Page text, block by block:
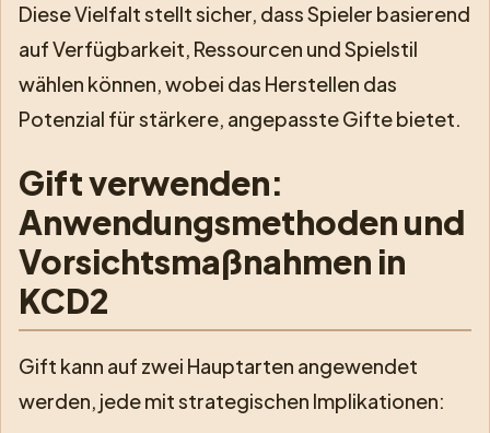
Diese Vielfalt stellt sicher, dass Spieler basierend
auf Verfügbarkeit, Ressourcen und Spielstil
wählen können, wobei das Herstellen das
Potenzial für stärkere, angepasste Gifte bietet.
Gift verwenden:
Anwendungsmethoden und
Vorsichtsmaßnahmen in
KCD2
Gift kann auf zwei Hauptarten angewendet
werden, jede mit strategischen Implikationen: